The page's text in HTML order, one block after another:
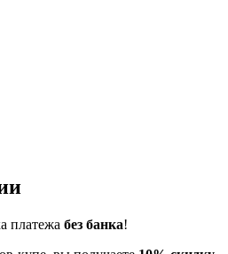
платежа без банка!